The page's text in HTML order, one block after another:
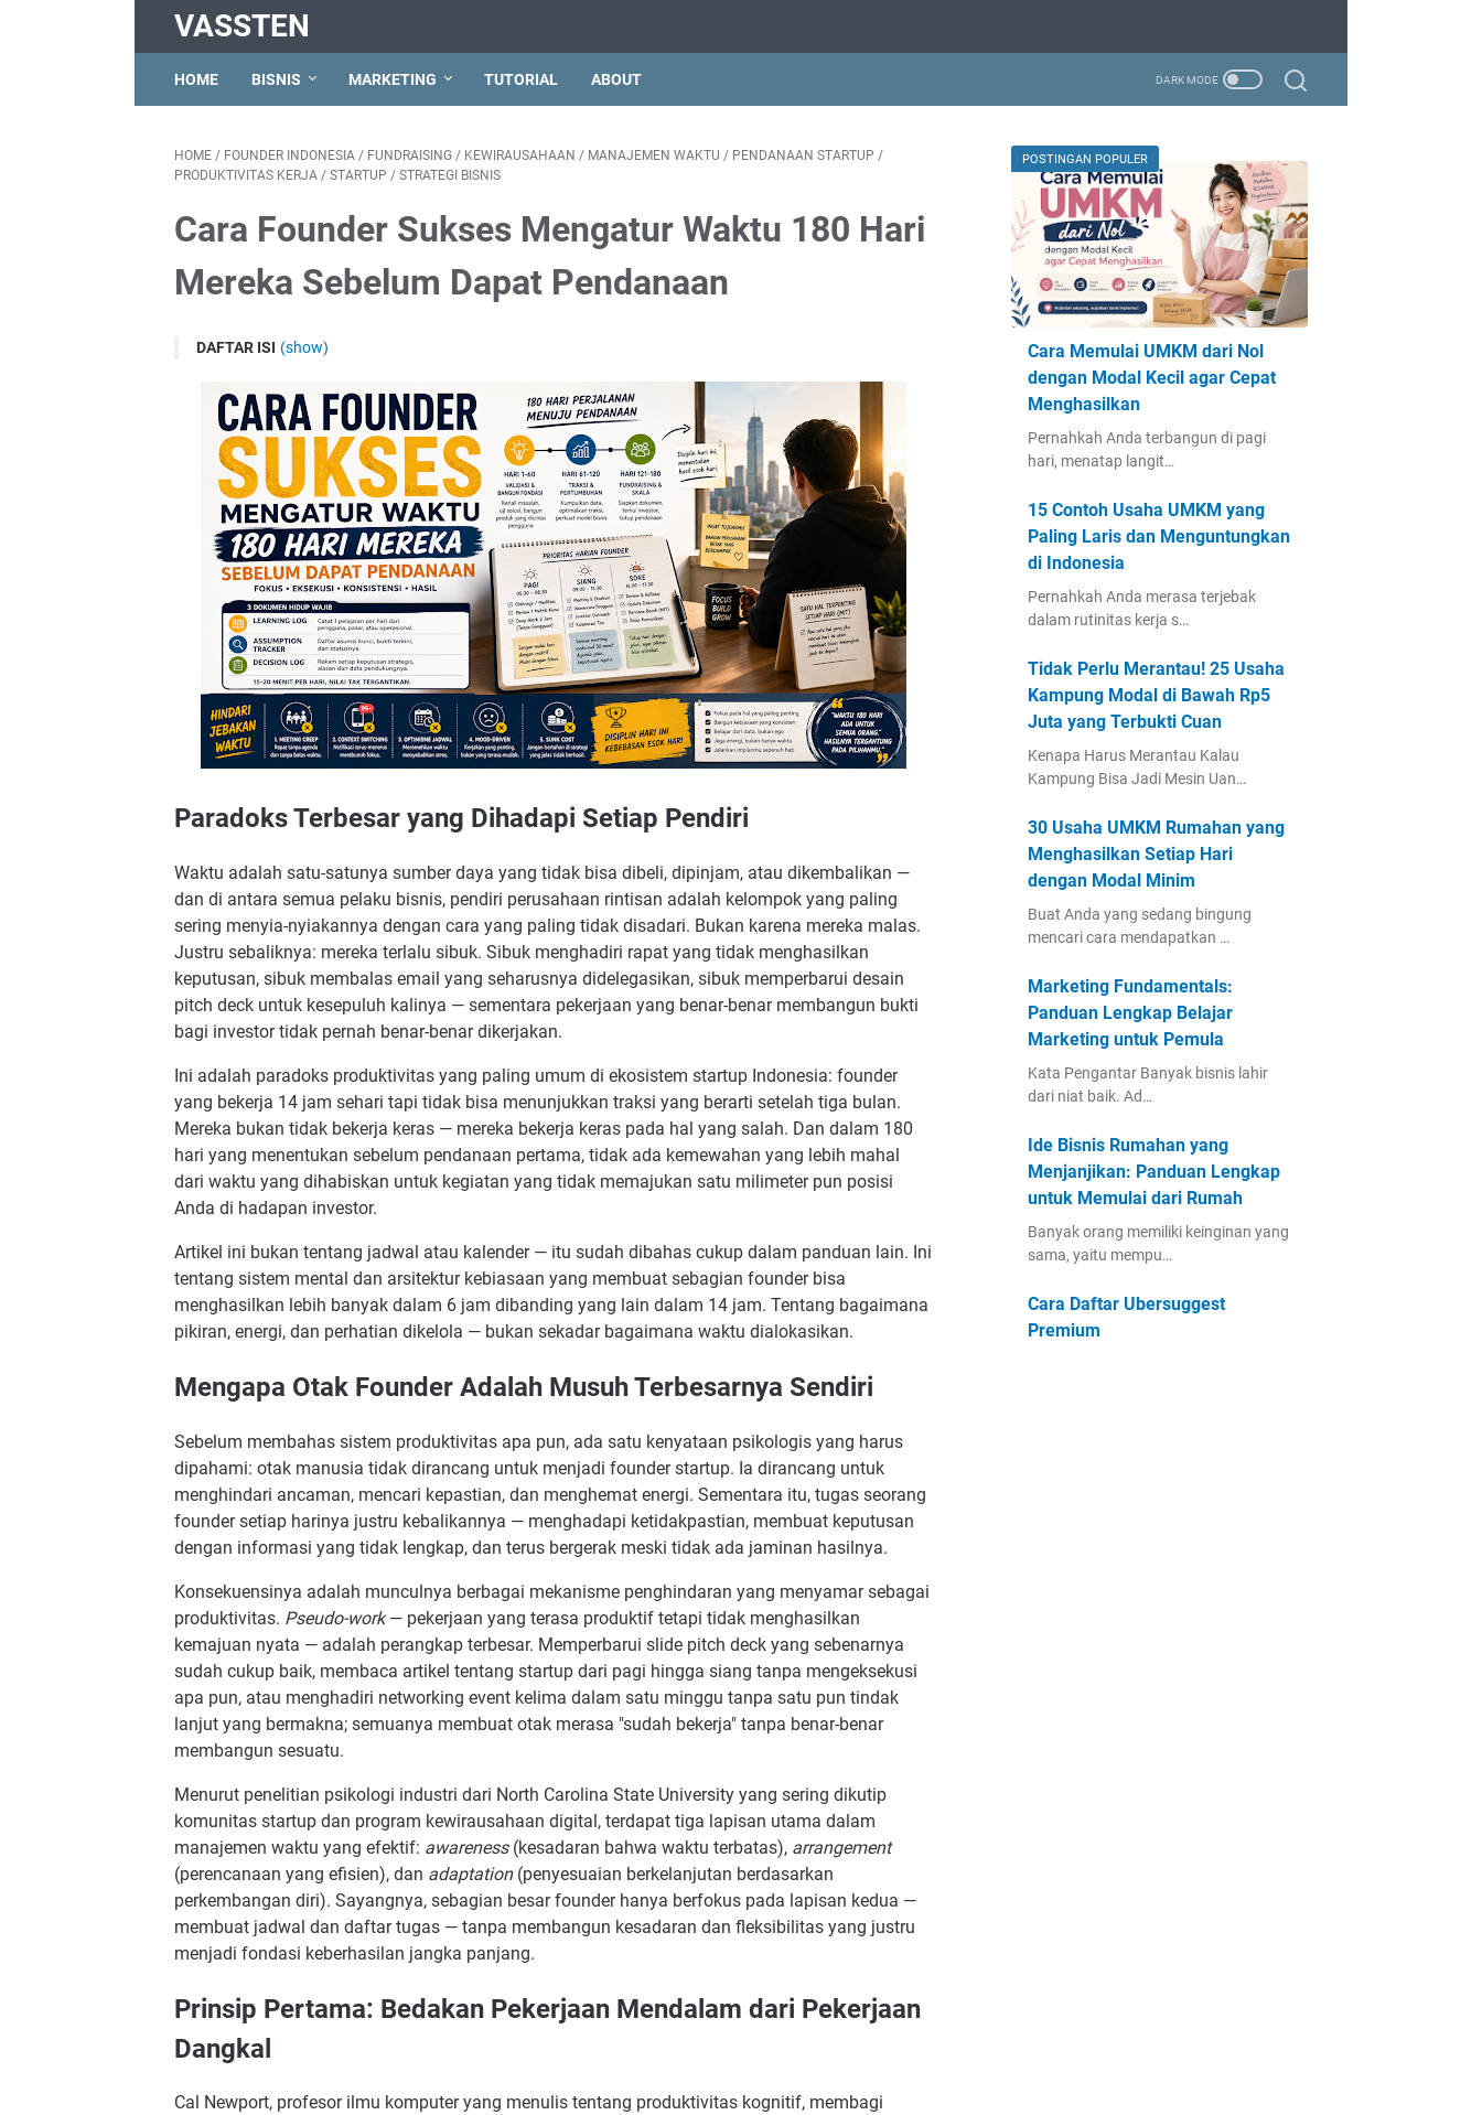
VASSTEN
HOME BISNIS MARKETING TUTORIAL ABOUT
HOME / FOUNDER INDONESIA / FUNDRAISING / KEWIRAUSAHAAN / MANAJEMEN WAKTU / PENDANAAN STARTUP /
PRODUKTIVITAS KERJA / STARTUP / STRATEGI BISNIS
Cara Founder Sukses Mengatur Waktu 180 Hari
Mereka Sebelum Dapat Pendanaan
DAFTAR ISI (show)
Mengapa Otak Founder Adalah Musuh Terbesarnya Sendiri
Prinsip Pertama: Bedakan Pekerjaan Mendalam dari Pekerjaan Dangkal
Arsitektur Hari yang Menghasilkan Kemajuan Nyata
Blok Pagi: Waktu Sakral yang Tidak Bisa Diganggu
Blok Siang: Eksekusi, Pertemuan, dan Komunikasi
Blok Sore: Review, Dokumentasi, dan Perencanaan Besok
Sistem Mingguan: Irama yang Menjaga Momentum
Mengelola Energi, Bukan Hanya Waktu
Energi Fisik
Energi Emosional
Energi Mental
Energi Tujuan
Jebakan #1 — Meeting Creep
Jebakan #3 — Optimisme Jadwal yang Tidak Realistis
Jebakan #4 — Mood-Driven Decision Making
Jebakan #5 — Sunk Cost pada Aktivitas yang Tidak Produktif
Cara Berbeda Founder yang Berhasil Mendapat Dana
Sistem Dokumentasi yang Sering Diabaikan
2. Assumption Tracker
3. Decision Log
Membangun Ketahanan Mental untuk Jangka Panjang
Mentor yang Tepat
Komunitas Sesama Founder
Ritual Pemisahan antara Kerja dan Non-Kerja
Menetapkan Definisi "Cukup Baik"
Kesimpulan: Disiplin adalah Bentuk Rasa Hormat Tertinggi pada Impian Sendiri
FAQ — 10 Pertanyaan yang Sering Diajukan
2. Bagaimana cara mengatur waktu jika masih bekerja full-time sambil membangun startup?
3. Apakah founder harus selalu aktif dan tersedia untuk timnya?
4. Bagaimana cara mengatasi prokrastinasi pada pekerjaan yang paling penting?
5. Seberapa sering sebaiknya melakukan review progress selama 180 hari?
6. Bagaimana cara mendelegasikan tugas ketika tim masih sangat kecil atau belum ada?
7. Apakah boleh mengambil cuti dari proses fundraising untuk menghindari burnout?
8. Bagaimana cara menjaga fokus saat menerima banyak penolakan dari investor?
9. Tool atau aplikasi apa yang paling membantu manajemen waktu founder?
10. Bagaimana cara mengetahui apakah sistem manajemen waktu yang digunakan sudah efektif?
Paradoks Terbesar yang Dihadapi Setiap Pendiri
Waktu adalah satu-satunya sumber daya yang tidak bisa dibeli, dipinjam, atau dikembalikan —
dan di antara semua pelaku bisnis, pendiri perusahaan rintisan adalah kelompok yang paling
sering menyia-nyiakannya dengan cara yang paling tidak disadari. Bukan karena mereka malas.
Justru sebaliknya: mereka terlalu sibuk. Sibuk menghadiri rapat yang tidak menghasilkan
keputusan, sibuk membalas email yang seharusnya didelegasikan, sibuk memperbarui desain
pitch deck untuk kesepuluh kalinya — sementara pekerjaan yang benar-benar membangun bukti
bagi investor tidak pernah benar-benar dikerjakan.
Ini adalah paradoks produktivitas yang paling umum di ekosistem startup Indonesia: founder
yang bekerja 14 jam sehari tapi tidak bisa menunjukkan traksi yang berarti setelah tiga bulan.
Mereka bukan tidak bekerja keras — mereka bekerja keras pada hal yang salah. Dan dalam 180
hari yang menentukan sebelum pendanaan pertama, tidak ada kemewahan yang lebih mahal
dari waktu yang dihabiskan untuk kegiatan yang tidak memajukan satu milimeter pun posisi
Anda di hadapan investor.
Artikel ini bukan tentang jadwal atau kalender — itu sudah dibahas cukup dalam panduan lain. Ini
tentang sistem mental dan arsitektur kebiasaan yang membuat sebagian founder bisa
menghasilkan lebih banyak dalam 6 jam dibanding yang lain dalam 14 jam. Tentang bagaimana
pikiran, energi, dan perhatian dikelola — bukan sekadar bagaimana waktu dialokasikan.
Mengapa Otak Founder Adalah Musuh Terbesarnya Sendiri
Sebelum membahas sistem produktivitas apa pun, ada satu kenyataan psikologis yang harus
dipahami: otak manusia tidak dirancang untuk menjadi founder startup. Ia dirancang untuk
menghindari ancaman, mencari kepastian, dan menghemat energi. Sementara itu, tugas seorang
founder setiap harinya justru kebalikannya — menghadapi ketidakpastian, membuat keputusan
dengan informasi yang tidak lengkap, dan terus bergerak meski tidak ada jaminan hasilnya.
Konsekuensinya adalah munculnya berbagai mekanisme penghindaran yang menyamar sebagai
produktivitas. Pseudo-work— pekerjaan yang terasa produktif tetapi tidak menghasilkan
kemajuan nyata — adalah perangkap terbesar. Memperbarui slide pitch deck yang sebenarnya
sudah cukup baik, membaca artikel tentang startup dari pagi hingga siang tanpa mengeksekusi
apa pun, atau menghadiri networking event kelima dalam satu minggu tanpa satu pun tindak
lanjut yang bermakna; semuanya membuat otak merasa "sudah bekerja" tanpa benar-benar
membangun sesuatu.
Menurut penelitian psikologi industri dari North Carolina State University yang sering dikutip
komunitas startup dan program kewirausahaan digital, terdapat tiga lapisan utama dalam
manajemen waktu yang efektif: awareness(kesadaran bahwa waktu terbatas), arrangement
(perencanaan yang efisien), dan adaptation(penyesuaian berkelanjutan berdasarkan
perkembangan diri). Sayangnya, sebagian besar founder hanya berfokus pada lapisan kedua —
membuat jadwal dan daftar tugas — tanpa membangun kesadaran dan fleksibilitas yang justru
menjadi fondasi keberhasilan jangka panjang.
Prinsip Pertama: Bedakan Pekerjaan Mendalam dari Pekerjaan
Dangkal
Cal Newport, profesor ilmu komputer yang menulis tentang produktivitas kognitif, membagi
POSTINGAN POPULER
Cara Memulai UMKM dari Nol
dengan Modal Kecil agar Cepat
Menghasilkan
Pernahkah Anda terbangun di pagi
hari, menatap langit…
15 Contoh Usaha UMKM yang
Paling Laris dan Menguntungkan
di Indonesia
Pernahkah Anda merasa terjebak
dalam rutinitas kerja s…
Tidak Perlu Merantau! 25 Usaha
Kampung Modal di Bawah Rp5
Juta yang Terbukti Cuan
Kenapa Harus Merantau Kalau
Kampung Bisa Jadi Mesin Uan…
30 Usaha UMKM Rumahan yang
Menghasilkan Setiap Hari
dengan Modal Minim
Buat Anda yang sedang bingung
mencari cara mendapatkan …
Marketing Fundamentals:
Panduan Lengkap Belajar
Marketing untuk Pemula
Kata Pengantar Banyak bisnis lahir
dari niat baik. Ad…
Ide Bisnis Rumahan yang
Menjanjikan: Panduan Lengkap
untuk Memulai dari Rumah
Banyak orang memiliki keinginan yang
sama, yaitu mempu…
Cara Daftar Ubersuggest
Premium